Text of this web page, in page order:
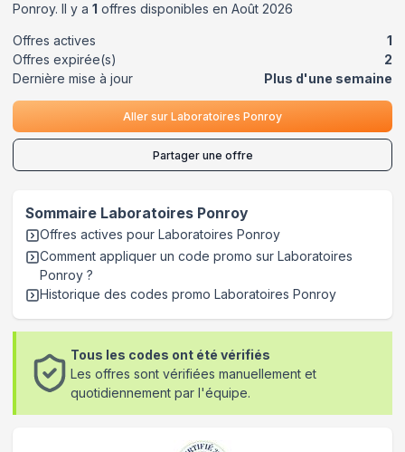
Ponroy. Il y a 1 offres disponibles en Août 2026
Offres actives
1
Offres expirée(s)
2
Dernière mise à jour
Plus d'une semaine
Aller sur Laboratoires Ponroy
Partager une offre
Sommaire Laboratoires Ponroy
Offres actives pour Laboratoires Ponroy
Comment appliquer un code promo sur Laboratoires
Ponroy ?
Historique des codes promo Laboratoires Ponroy
Tous les codes ont été vérifiés
Les offres sont vérifiées manuellement et
quotidiennement par l'équipe.